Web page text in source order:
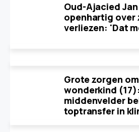
Oud-Ajacied
openhartig over
verliezen: 'Dat
Grote zorgen
wonderkind
middenvelder
toptransfer in